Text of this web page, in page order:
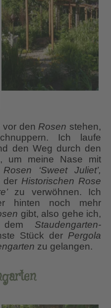
vor den Rosen stehen,
Ich laufe
den Weg durch den
um meine Nase mit
‘Sweet Juliet’,
der Historischen Rose
zu verwöhnen. Ich
hinten noch mehr
gibt, also gehe ich,
dem Staudengarten-
Stück der Pergola
zu gelangen.